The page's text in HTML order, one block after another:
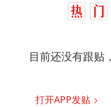
目前还没有跟贴
打开APP发贴